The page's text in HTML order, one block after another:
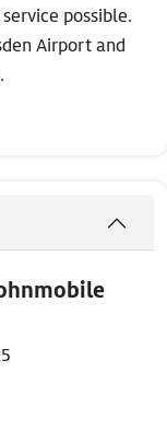
possible.
Airport and